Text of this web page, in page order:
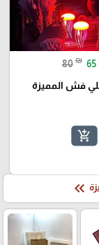
80 ₪ 65
فش المميزة
add_shopping_cart
keyboard_double_arrow_left